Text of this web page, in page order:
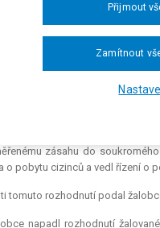
č. 2112/2010 Sb. NSS,
1974, van Duyn (C-41/74,
T. V. proti Policii České
České republiky, Krajské
území České republiky podle
zákonů (dále jen „zákon o
vedeno jako řízení o správním
zásahu do
o pobytu cizinců a vedl řízení o
tomuto rozhodnutí podal
napadl rozhodnutí
Zamítnout
Přijmout